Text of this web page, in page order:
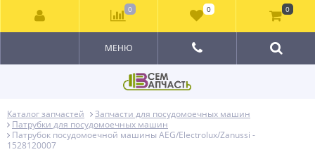
МЕНЮ
Каталог запчастей
Запчасти для посудомоечных машин
Патрубки для посудомоечных машин
Патрубок посудомоечной машины AEG/Electrolux/Zanussi -
1528120007
0 0 0